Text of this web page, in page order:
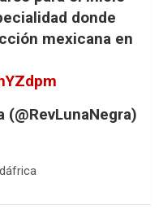
donde
mexicana en
(@RevLunaNegra)